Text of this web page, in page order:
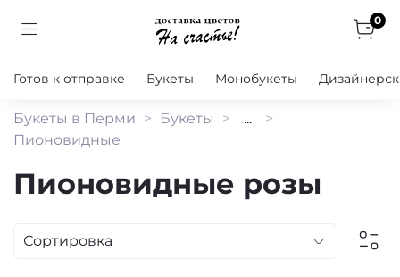
0
Готов к отправке Букеты Монобукеты
Букеты в Перми Букеты
...
Пионовидные
Пионовидные розы